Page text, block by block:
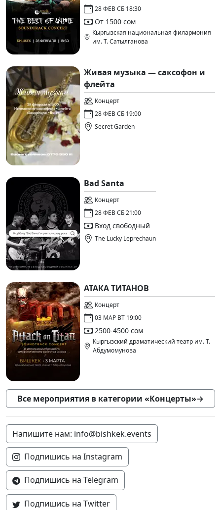
28 ФЕВ СБ 18:30
От 1500 сом
Кыргызская национальная филармония
им. Т. Сатылганова
Живая музыка — саксофон и
флейта
Концерт
28 ФЕВ СБ 19:00
Secret Garden
Bad Santa
Концерт
28 ФЕВ СБ 21:00
Вход свободный
The Lucky Leprechaun
АТАКА ТИТАНОВ
Концерт
03 МАР ВТ 19:00
2500-4500 сом
Кыргызский драматический театр им. Т.
Абдумомунова
Все мероприятия в категории «Концерты»→
Напишите нам: info@bishkek.events
Подпишись на Instagram
Подпишись на Telegram
Подпишись на Twitter